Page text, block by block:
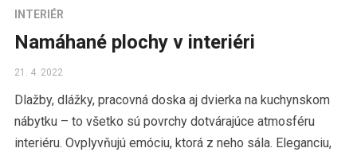
INTERIÉR
Namáhané plochy v interiéri
21. 4. 2022
Dlažby, dlážky, pracovná doska aj dvierka na kuchynskom
nábytku – to všetko sú povrchy dotvárajúce atmosféru
interiéru. Ovplyvňujú emóciu, ktorá z neho sála. Eleganciu,